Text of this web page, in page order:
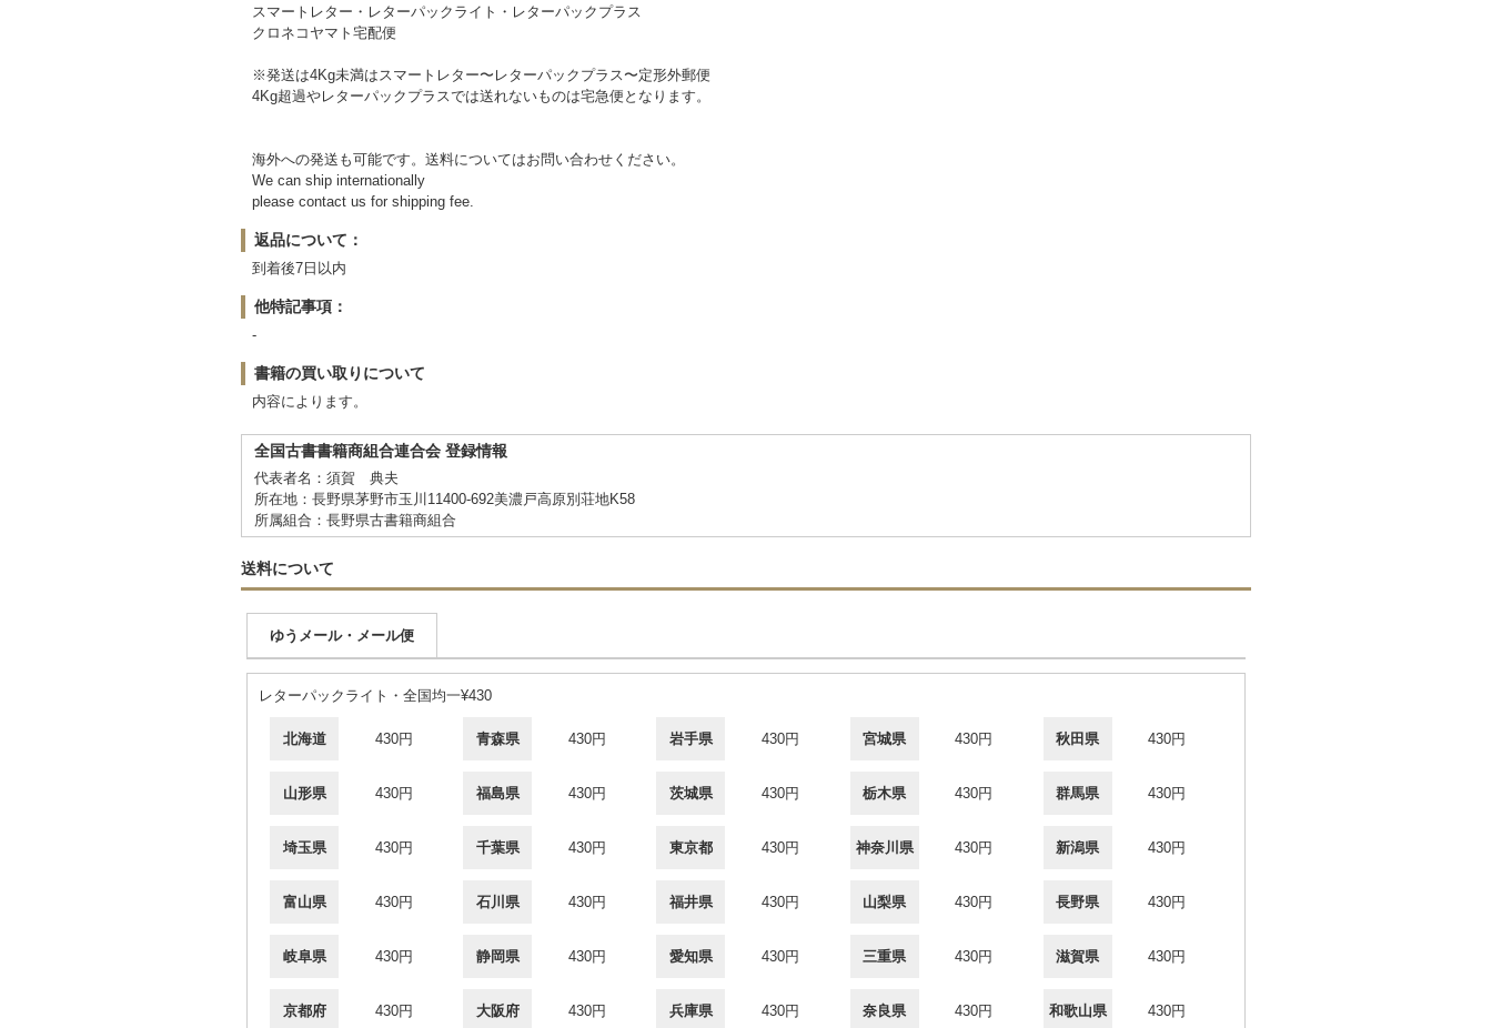
スマートレター・レターパックライト・レターパックプラス
クロネコヤマト宅配便
※発送は4Kg未満はスマートレター〜レターパックプラス〜定形外郵便
4Kg超過やレターパックプラスでは送れないものは宅急便となります。
海外への発送も可能です。送料についてはお問い合わせください。
We can ship internationally
please contact us for shipping fee.
返品について：
到着後7日以内
他特記事項：
-
書籍の買い取りについて
内容によります。
全国古書書籍商組合連合会 登録情報
代表者名：須賀 典夫
所在地：長野県茅野市玉川11400-692美濃戸高原別荘地K58
所属組合：長野県古書籍商組合
送料について
ゆうメール・メール便
レターパックライト・全国均一¥430
北海道 430円 青森県 430円 岩手県 430円 宮城県 430円 秋田県 430円
山形県 430円 福島県 430円 茨城県 430円 栃木県 430円 群馬県 430円
埼玉県 430円 千葉県 430円 東京都 430円 神奈川県 430円 新潟県 430円
富山県 430円 石川県 430円 福井県 430円 山梨県 430円 長野県 430円
岐阜県 430円 静岡県 430円 愛知県 430円 三重県 430円 滋賀県 430円
京都府 430円 大阪府 430円 兵庫県 430円 奈良県 430円 和歌山県 430円